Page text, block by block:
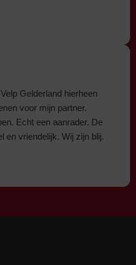
Gelderland hierheen
voor mijn partner.
Echt een aanrader. De
en vriendelijk. Wij zijn blij.